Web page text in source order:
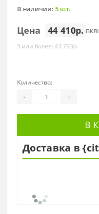
В наличии: 5 шт.
Цена 44 410р.
5 или более: 43 793р.
Количество:
- +
В
Доставка в